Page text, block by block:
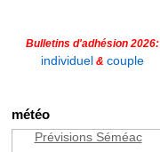
Bulletins d'adhésion 2026:
individuel & couple
météo
Prévisions Séméac